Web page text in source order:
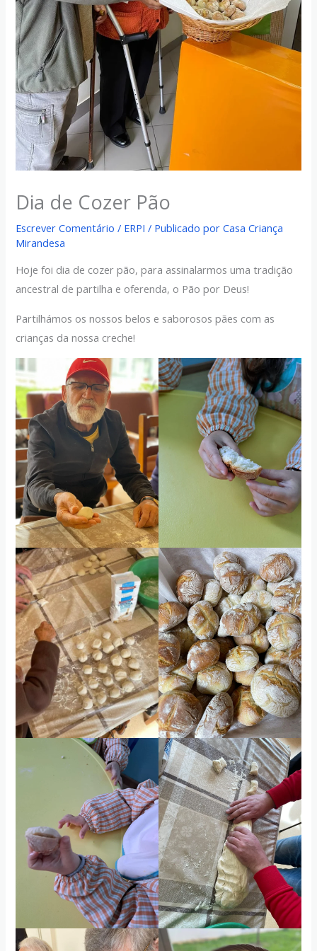
Dia de Cozer Pão
Escrever Comentário / ERPI / Publicado porCasa Criança
Mirandesa
Hoje foi dia de cozer pão, para assinalarmos uma tradição
ancestral de partilha e oferenda, o Pão por Deus!
Partilhámos os nossos belos e saborosos pães com as
crianças da nossa creche!